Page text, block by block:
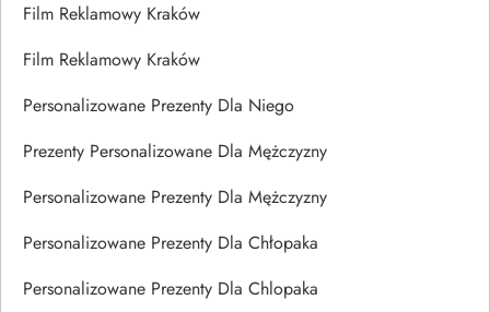
Film Reklamowy Kraków
Film Reklamowy Kraków
Personalizowane Prezenty Dla Niego
Prezenty Personalizowane Dla Mężczyzny
Personalizowane Prezenty Dla Mężczyzny
Personalizowane Prezenty Dla Chłopaka
Personalizowane Prezenty Dla Chlopaka